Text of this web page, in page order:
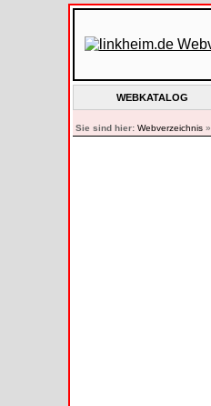
WEBKATALOG
Sie sind hier: Webverzeichnis»